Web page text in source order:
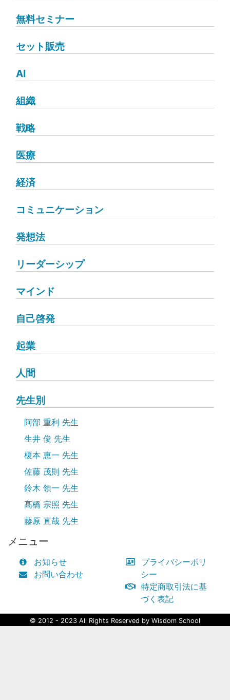
無料セミナー
セット販売
AI
組織
戦略
医療
経済
コミュニケーション
発想法
リーダーシップ
マインド
自己啓発
起業
人間
先生別
阿部 重利 先生
生井 俊 先生
榎本 恵一 先生
佐藤 茂則 先生
鈴木 領一 先生
髙橋 宗照 先生
藤原 直哉 先生
メニュー
お知らせ
お問い合わせ
プライバシーポリ
シー
特定商取引法に基
づく表記
© 2012 - 2023 All Rights Reserved by Wisdom School